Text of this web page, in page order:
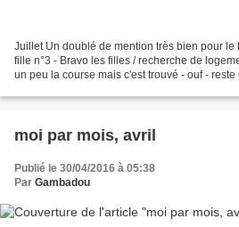
Juillet Un doublé de mention très bien pour le
fille n°3 - Bravo les filles / recherche de
un peu la course mais c'est trouvé - ouf -
moi par mois, avril
Publié le 30/04/2016 à 05:38
Par Gambadou